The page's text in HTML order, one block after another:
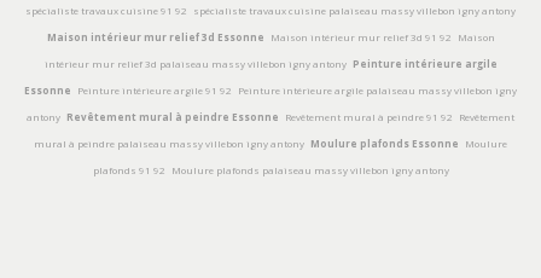
spécialiste travaux cuisine 91 92
spécialiste travaux cuisine palaiseau massy villebon igny antony
Maison intérieur mur relief 3d Essonne
Maison intérieur mur relief 3d 91 92
Maison
intérieur mur relief 3d palaiseau massy villebon igny antony Peinture intérieure argile
Essonne
Peinture intérieure argile 91 92
Peinture intérieure argile palaiseau massy villebon igny
antony Revêtement mural à peindre Essonne Revêtement mural à peindre 91 92
Revêtement
mural à peindre palaiseau massy villebon igny antony Moulure plafonds Essonne
Moulure
plafonds 91 92
Moulure plafonds palaiseau massy villebon igny antony